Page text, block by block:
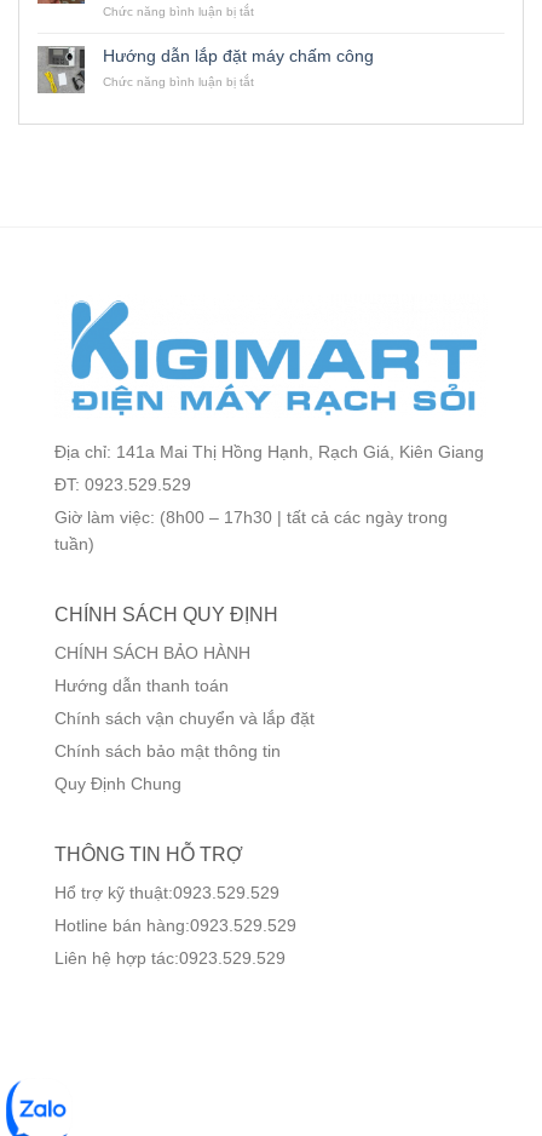
Ổ
ĐẦU
GHI
CAMERA
SÁT
thoại
bị
khóa
Chức năng bình luận bị tắtở
Unlock
các
Hướng dẫn lắp đặt máy chấm công
Chức năng bình luận bị tắtở
Địa chỉ: 141a Mai Thị Hồng Hạnh, Rạch Giá, Kiên Giang
ĐT: 0923.529.529
Giờ làm việc: (8h00 – 17h30 | tất cả các ngày trong
tuần)
CHÍNH SÁCH QUY ĐỊNH
CHÍNH SÁCH BẢO HÀNH
Hướng dẫn thanh toán
Chính sách vận chuyển và lắp đặt
Chính sách bảo mật thông tin
Quy Định Chung
THÔNG TIN HỖ TRỢ
Hổ trợ kỹ thuật:0923.529.529
Hotline bán hàng:0923.529.529
Liên hệ hợp tác:0923.529.529